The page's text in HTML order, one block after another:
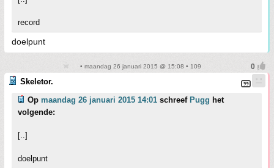
record
doelpunt
• maandag 26 januari 2015 @ 15:08 • 109
Skeletor.
Op maandag 26 januari 2015 14:01 schreef Pugg het
volgende:
[..]
doelpunt